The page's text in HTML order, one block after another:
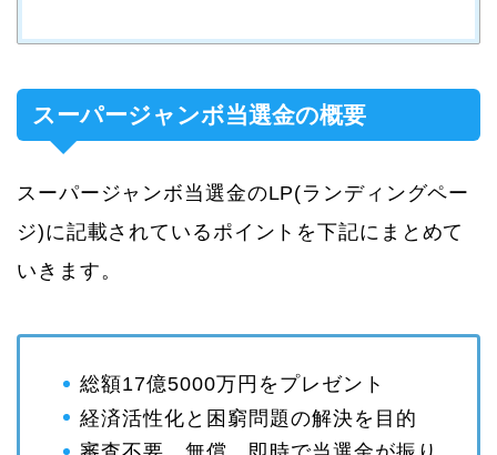
スーパージャンボ当選金の概要
スーパージャンボ当選金のLP(ランディングペー
ジ)に記載されているポイントを下記にまとめて
いきます。
総額17億5000万円をプレゼント
経済活性化と困窮問題の解決を目的